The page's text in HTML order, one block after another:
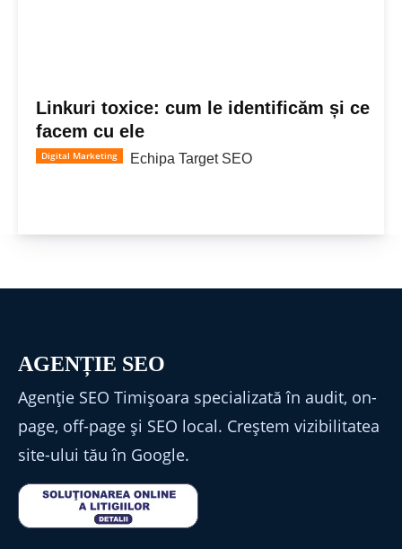
Linkuri toxice: cum le identificăm și ce
facem cu ele
Digital Marketing Echipa Target SEO
AGENȚIE SEO
Agenție SEO Timișoara specializată în audit, on-
page, off-page și SEO local. Creștem vizibilitatea
site-ului tău în Google.